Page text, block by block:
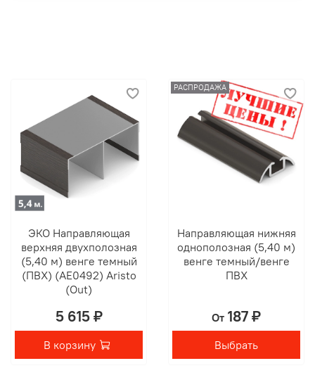
ЭКО Направляющая
верхняя двухполозная
(5,40 м) венге темный
(ПВХ) (AE0492) Aristo
(Out)
5 615 ₽
В корзину
РАСПРОДАЖА
Направляющая нижняя
однополозная (5,40 м)
венге темный/венге
ПВХ
От 187 ₽
Выбрать